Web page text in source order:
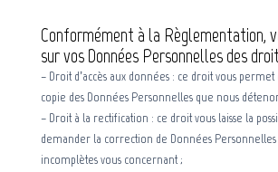
Conformément à la Règlementation,
sur vos Données Personnelles des
– Droit d’accès aux données : ce droit vous
copie des Données Personnelles que nous
– Droit à la rectification : ce droit vous laisse la
demander la correction de Données Personnelles
incomplètes vous concernant ;